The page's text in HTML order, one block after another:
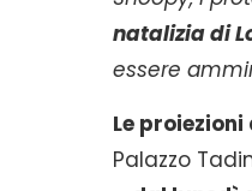
natalizia di
essere
Le
Palazzo